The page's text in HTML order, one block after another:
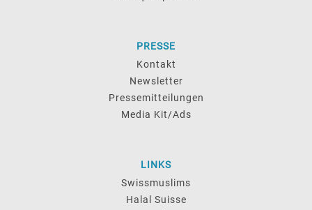
PRESSE
Kontakt
Newsletter
Pressemitteilungen
Media Kit/Ads
LINKS
Swissmuslims
Halal Suisse